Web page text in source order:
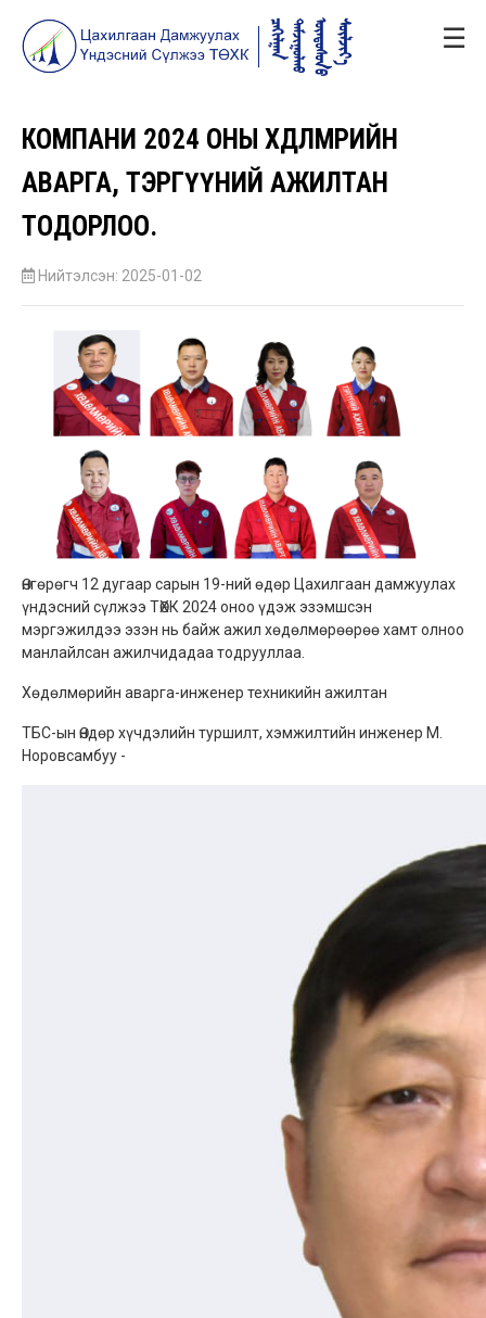
☰
КОМПАНИ 2024 ОНЫ ХӨДӨЛМӨРИЙН
АВАРГА, ТЭРГҮҮНИЙ АЖИЛТАН
ТОДОРЛОО.
Нийтэлсэн: 2025-01-02
Өнгөрөгч 12 дугаар сарын 19-ний өдөр Цахилгаан дамжуулах
үндэсний сүлжээ ТӨХК 2024 оноо үдэж эзэмшсэн
мэргэжилдээ эзэн нь байж ажил хөдөлмөрөөрөө хамт олноо
манлайлсан ажилчидадаа тодрууллаа.
Хөдөлмөрийн аварга-инженер техникийн ажилтан
ТБС-ын Өндөр хүчдэлийн туршилт, хэмжилтийн инженер М.
Норовсамбуу -